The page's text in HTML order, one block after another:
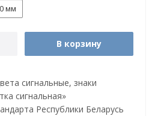
мм
В корзину
сигнальные, знаки
сигнальная»
Республики Беларусь